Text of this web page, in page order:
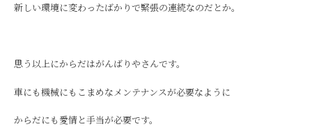
新しい環境に変わったばかりで緊張の連続なのだとか。
思う以上にからだはがんばりやさんです。
車にも機械にもこまめなメンテナンスが必要なように
からだにも愛情と手当が必要です。